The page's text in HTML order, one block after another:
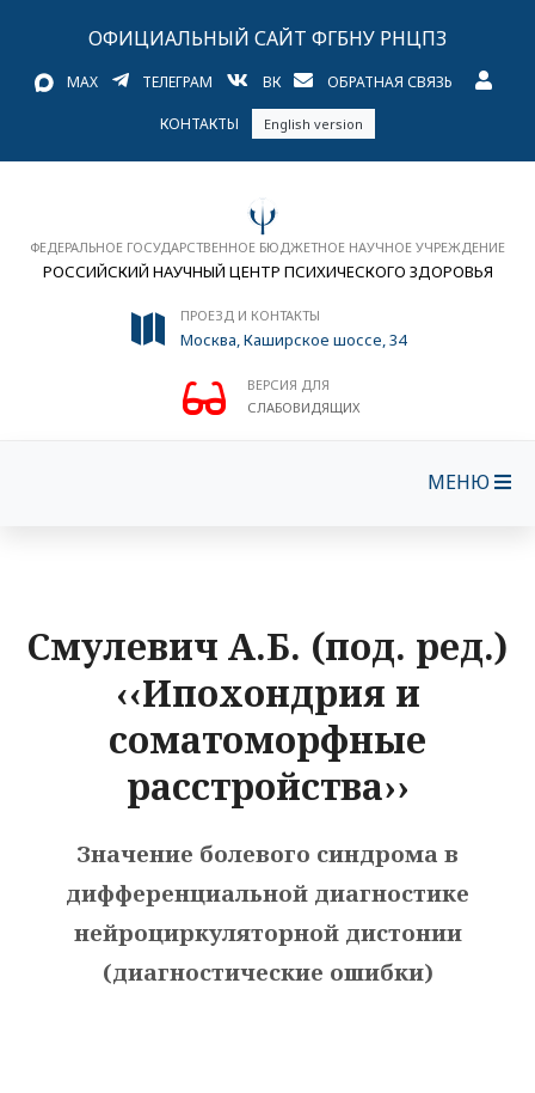
ОФИЦИАЛЬНЫЙ САЙТ ФГБНУ РНЦПЗ
MAX ТЕЛЕГРАМ ВК ОБРАТНАЯ СВЯЗЬ
КОНТАКТЫ English version
ФЕДЕРАЛЬНОЕ ГОСУДАРСТВЕННОЕ БЮДЖЕТНОЕ НАУЧНОЕ УЧРЕЖДЕНИЕ
РОССИЙСКИЙ НАУЧНЫЙ ЦЕНТР ПСИХИЧЕСКОГО ЗДОРОВЬЯ
ПРОЕЗД И КОНТАКТЫ
Москва, Каширское шоссе, 34
ВЕРСИЯ ДЛЯ
СЛАБОВИДЯЩИХ
МЕНЮ
Смулевич А.Б. (под. ред.)
‹‹Ипохондрия и
соматоморфные
расстройства››
Значение болевого синдрома в
дифференциальной диагностике
нейроциркуляторной дистонии
(диагностические ошибки)